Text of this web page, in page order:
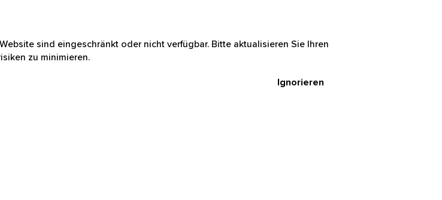
sind eingeschränkt oder nicht verfügbar. Bitte aktualisieren Sie Ihren
zu minimieren.
Ignorieren